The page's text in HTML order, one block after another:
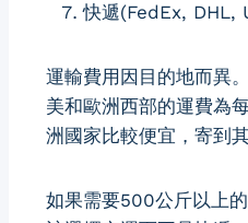
快遞(FedEx, DHL,
運輸費用因目的地而異
美和歐洲西部的運費為
洲國家比較便宜，寄到
如果需要500公斤以上